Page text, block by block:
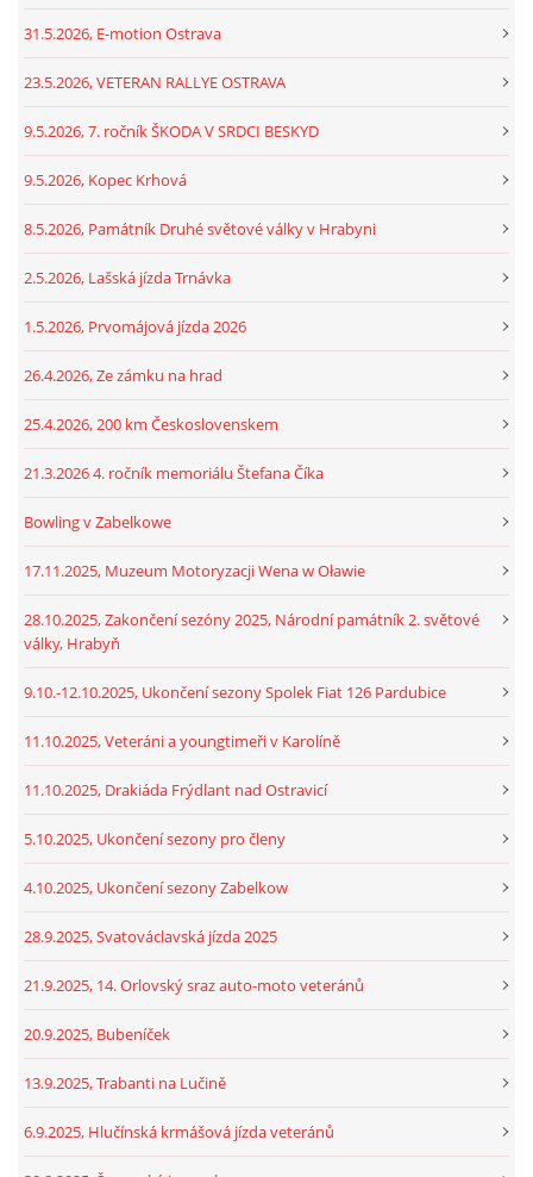
31.5.2026, E-motion Ostrava
23.5.2026, VETERAN RALLYE OSTRAVA
9.5.2026, 7. ročník ŠKODA V SRDCI BESKYD
9.5.2026, Kopec Krhová
8.5.2026, Památník Druhé světové války v Hrabyni
2.5.2026, Lašská jízda Trnávka
1.5.2026, Prvomájová jízda 2026
26.4.2026, Ze zámku na hrad
25.4.2026, 200 km Československem
21.3.2026 4. ročník memoriálu Štefana Číka
Bowling v Zabelkowe
17.11.2025, Muzeum Motoryzacji Wena w Oławie
28.10.2025, Zakončení sezóny 2025, Národní památník 2. světové
války, Hrabyň
9.10.-12.10.2025, Ukončení sezony Spolek Fiat 126 Pardubice
11.10.2025, Veteráni a youngtimeři v Karolíně
11.10.2025, Drakiáda Frýdlant nad Ostravicí
5.10.2025, Ukončení sezony pro členy
4.10.2025, Ukončení sezony Zabelkow
28.9.2025, Svatováclavská jízda 2025
21.9.2025, 14. Orlovský sraz auto-moto veteránů
20.9.2025, Bubeníček
13.9.2025, Trabanti na Lučině
6.9.2025, Hlučínská krmášová jízda veteránů